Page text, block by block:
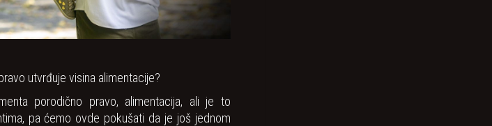
utvrđuje visina alimentacije?
porodično pravo, alimentacija, ali je to
pa ćemo ovde pokušati da je još jednom